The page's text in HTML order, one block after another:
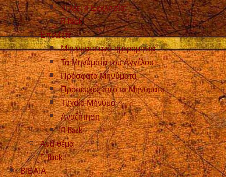
Τι λέει η Εκκλησία;
Back
Επιλέξτε
Μηνύματα ανά ημερομηνία
Τα Μηνύματα του Αγγέλου
Πρόσφατα Μηνύματα
Προσευχές από τα Μηνύματα
Τυχαίο Μήνυμα
Αναζήτηση
Back
Ανά θέμα
Back
ΒΙΒΛΙΑ